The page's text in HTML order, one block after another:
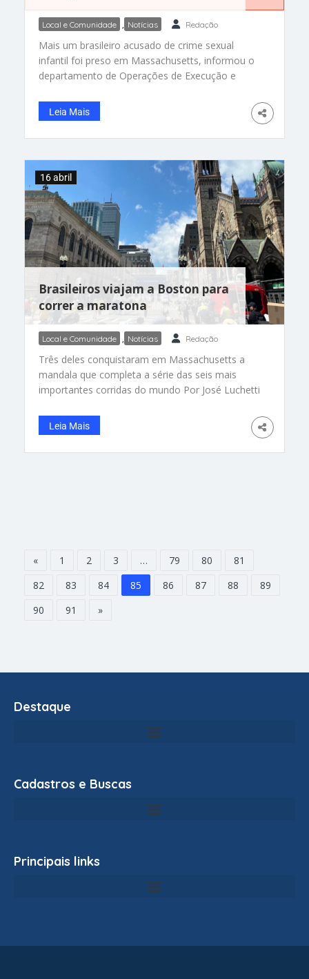
Local e Comunidade , Notícias Redação
Mais um brasileiro acusado de crime sexual
infantil foi preso em Massachusetts, informou o
departamento de Operações de Execução e
autoridades, o homem de 53 anos, que não teve
sua identidade revelada, estava presente
ilegalmente no país e é acusado de crimes
Leia Mais
Brasileiros viajam a Boston para
correr a maratona
16 abril
Local e Comunidade , Notícias Redação
Três deles conquistaram em Massachusetts a
mandala que completa a série das seis mais
importantes corridas do mundo Por José Luchetti
de Janeiro, Maringá e Porto, em Portugal, foi a
Boston para a famosa maratona, em 15 de abril,
uma segunda-feira, e feriado na cidade por
Leia Mais
« 1 2 3 … 79 80
81
82
83 84 85 86 87 88
89
90
91 »
Destaque
Cadastros e Buscas
Principais links